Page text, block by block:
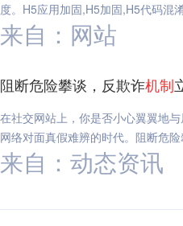
度。H5应用加固,H5加固,H5代码混
来自：网站
阻断危险攀谈，反欺诈机制
在社交网站上，你是否小心翼翼地
网络对面真假难辨的时代。阻断危
来自：动态资讯